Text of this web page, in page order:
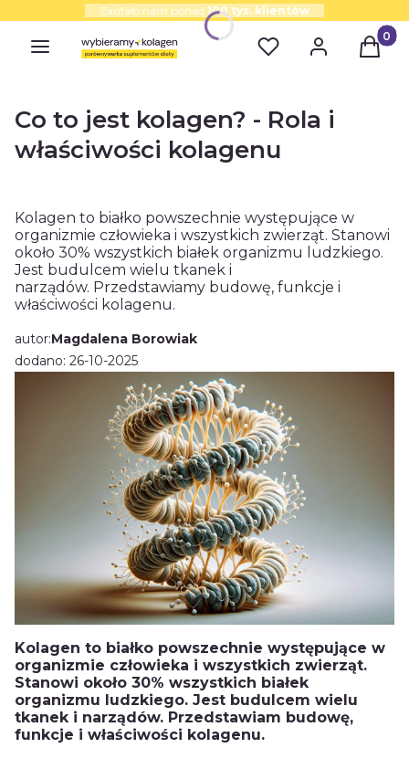
Zaufało nam ponad 100 tys. klientów
Co to jest kolagen? - Rola i
właściwości kolagenu
Kolagen to białko powszechnie występujące w
organizmie człowieka i wszystkich zwierząt. Stanowi
około 30% wszystkich białek organizmu ludzkiego.
Jest budulcem wielu tkanek i
narządów. Przedstawiamy budowę, funkcje i
właściwości kolagenu.
autor:Magdalena Borowiak
dodano: 26-10-2025
Kolagen to białko powszechnie występujące w
organizmie człowieka i wszystkich zwierząt.
Stanowi około 30% wszystkich białek
organizmu ludzkiego. Jest budulcem wielu
tkanek i narządów. Przedstawiam budowę,
funkcje i właściwości kolagenu.